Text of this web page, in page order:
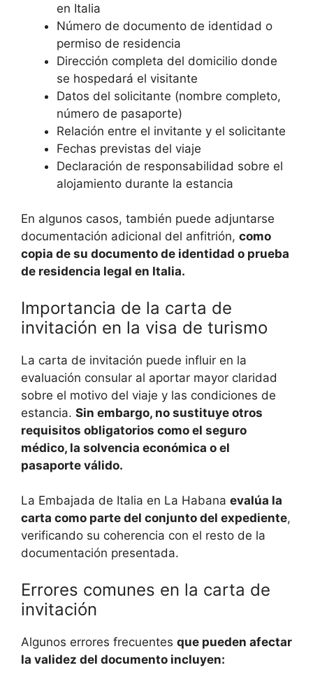
en Italia
Número de documento de identidad o
permiso de residencia
Dirección completa del domicilio donde
se hospedará el visitante
Datos del solicitante (nombre completo,
número de pasaporte)
Relación entre el invitante y el solicitante
Fechas previstas del viaje
Declaración de responsabilidad sobre el
alojamiento durante la estancia
En algunos casos, también puede adjuntarse
documentación adicional del anfitrión, como
copia de su documento de identidad o prueba
de residencia legal en Italia.
Importancia de la carta de
invitación en la visa de turismo
La carta de invitación puede influir en la
evaluación consular al aportar mayor claridad
sobre el motivo del viaje y las condiciones de
estancia. Sin embargo, no sustituye otros
requisitos obligatorios como el seguro
médico, la solvencia económica o el
pasaporte válido.
La Embajada de Italia en La Habana evalúa la
carta como parte del conjunto del expediente,
verificando su coherencia con el resto de la
documentación presentada.
Errores comunes en la carta de
invitación
Algunos errores frecuentes que pueden afectar
la validez del documento incluyen: